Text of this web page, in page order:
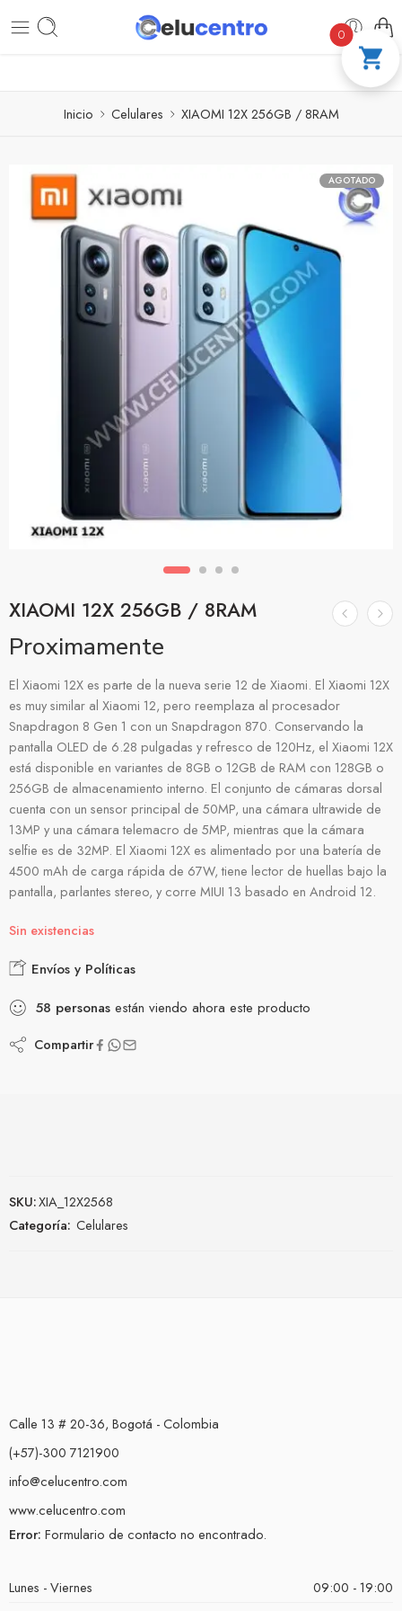
PAGA A CUOTAS CON ADDI COMPRA
Inicio Celulares XIAOMI 12X 256GB / 8RAM
AGOTADO
XIAOMI 12X 256GB / 8RAM
Proximamente
El Xiaomi 12X es parte de la nueva serie 12 de Xiaomi. El Xiaomi 12X
es muy similar al Xiaomi 12, pero reemplaza al procesador
Snapdragon 8 Gen 1 con un Snapdragon 870. Conservando la
pantalla OLED de 6.28 pulgadas y refresco de 120Hz, el Xiaomi 12X
está disponible en variantes de 8GB o 12GB de RAM con 128GB o
256GB de almacenamiento interno. El conjunto de cámaras dorsal
cuenta con un sensor principal de 50MP, una cámara ultrawide de
13MP y una cámara telemacro de 5MP, mientras que la cámara
selfie es de 32MP. El Xiaomi 12X es alimentado por una batería de
4500 mAh de carga rápida de 67W, tiene lector de huellas bajo la
pantalla, parlantes stereo, y corre MIUI 13 basado en Android 12.
Sin existencias
Envíos y Políticas
58 personas están viendo ahora este producto
Compartir
SKU:XIA_12X2568
Categoría: Celulares
Calle 13 # 20-36, Bogotá - Colombia
(+57)-300 7121900
info@celucentro.com
www.celucentro.com
Error: Formulario de contacto no encontrado.
Lunes - Viernes
09:00 - 19:00
0